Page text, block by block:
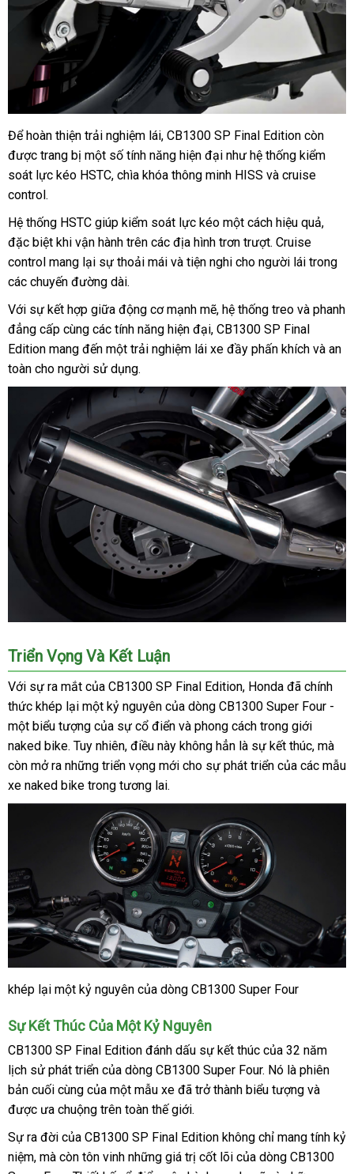
Để hoàn thiện trải nghiệm lái, CB1300 SP Final Edition còn
được trang bị một số tính năng hiện đại như hệ thống kiểm
soát lực kéo HSTC, chìa khóa thông minh HISS và cruise
control.
Hệ thống HSTC giúp kiểm soát lực kéo một cách hiệu quả,
đặc biệt khi vận hành trên các địa hình trơn trượt. Cruise
control mang lại sự thoải mái và tiện nghi cho người lái trong
các chuyến đường dài.
Với sự kết hợp giữa động cơ mạnh mẽ, hệ thống treo và phanh
đẳng cấp cùng các tính năng hiện đại, CB1300 SP Final
Edition mang đến một trải nghiệm lái xe đầy phấn khích và an
toàn cho người sử dụng.
Triển Vọng Và Kết Luận
Với sự ra mắt của CB1300 SP Final Edition, Honda đã chính
thức khép lại một kỷ nguyên của dòng CB1300 Super Four -
một biểu tượng của sự cổ điển và phong cách trong giới
naked bike. Tuy nhiên, điều này không hẳn là sự kết thúc, mà
còn mở ra những triển vọng mới cho sự phát triển của các mẫu
xe naked bike trong tương lai.
khép lại một kỷ nguyên của dòng CB1300 Super Four
Sự Kết Thúc Của Một Kỷ Nguyên
CB1300 SP Final Edition đánh dấu sự kết thúc của 32 năm
lịch sử phát triển của dòng CB1300 Super Four. Nó là phiên
bản cuối cùng của một mẫu xe đã trở thành biểu tượng và
được ưa chuộng trên toàn thế giới.
Sự ra đời của CB1300 SP Final Edition không chỉ mang tính kỷ
niệm, mà còn tôn vinh những giá trị cốt lõi của dòng CB1300